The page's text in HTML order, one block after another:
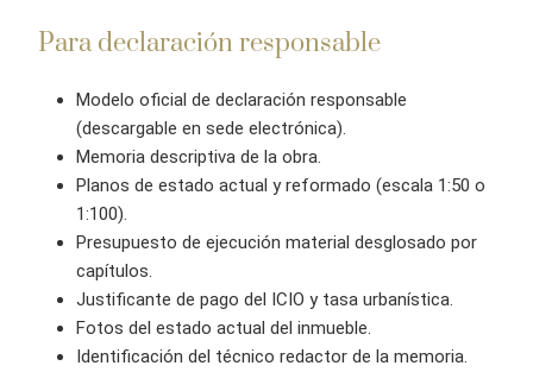
Para declaración responsable
Modelo oficial de declaración responsable
(descargable en sede electrónica).
Memoria descriptiva de la obra.
Planos de estado actual y reformado (escala 1:50 o
1:100).
Presupuesto de ejecución material desglosado por
capítulos.
Justificante de pago del ICIO y tasa urbanística.
Fotos del estado actual del inmueble.
Identificación del técnico redactor de la memoria.